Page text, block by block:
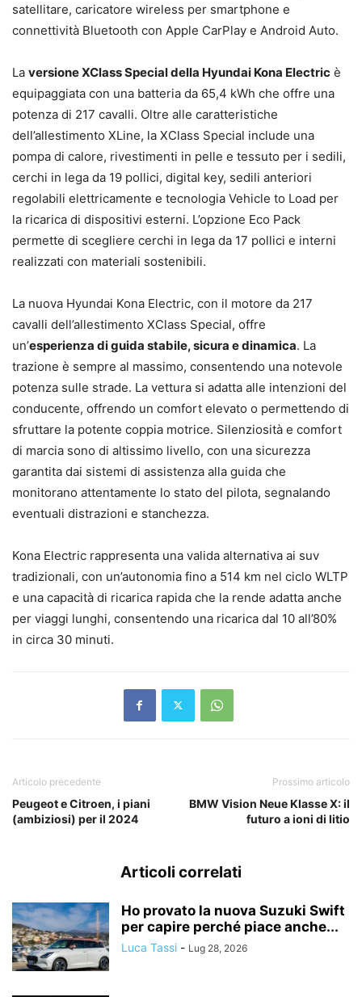
satellitare, caricatore wireless per smartphone e
connettività Bluetooth con Apple CarPlay e Android Auto.
La versione XClass Special della Hyundai Kona Electric è
equipaggiata con una batteria da 65,4 kWh che offre una
potenza di 217 cavalli. Oltre alle caratteristiche
dell’allestimento XLine, la XClass Special include una
pompa di calore, rivestimenti in pelle e tessuto per i sedili,
cerchi in lega da 19 pollici, digital key, sedili anteriori
regolabili elettricamente e tecnologia Vehicle to Load per
la ricarica di dispositivi esterni. L’opzione Eco Pack
permette di scegliere cerchi in lega da 17 pollici e interni
realizzati con materiali sostenibili.
La nuova Hyundai Kona Electric, con il motore da 217
cavalli dell’allestimento XClass Special, offre
un’esperienza di guida stabile, sicura e dinamica. La
trazione è sempre al massimo, consentendo una notevole
potenza sulle strade. La vettura si adatta alle intenzioni del
conducente, offrendo un comfort elevato o permettendo di
sfruttare la potente coppia motrice. Silenziosità e comfort
di marcia sono di altissimo livello, con una sicurezza
garantita dai sistemi di assistenza alla guida che
monitorano attentamente lo stato del pilota, segnalando
eventuali distrazioni e stanchezza.
Kona Electric rappresenta una valida alternativa ai suv
tradizionali, con un’autonomia fino a 514 km nel ciclo WLTP
e una capacità di ricarica rapida che la rende adatta anche
per viaggi lunghi, consentendo una ricarica dal 10 all’80%
in circa 30 minuti.
Articolo precedente
Peugeot e Citroen, i piani
(ambiziosi) per il 2024
Prossimo articolo
BMW Vision Neue Klasse X: il
futuro a ioni di litio
Articoli correlati
Ho provato la nuova Suzuki Swift
per capire perché piace anche...
Luca Tassi - Lug 28, 2026